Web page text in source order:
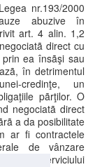
nr.193/2000
abuzive în
art. 4 alin. 1,2
direct cu
ea însãşi sau
în detrimentul
credinţe, un
pãrţilor. O
negociatã direct
a da posibilitate
ar fi contractele
de vânzare
sau serviciului